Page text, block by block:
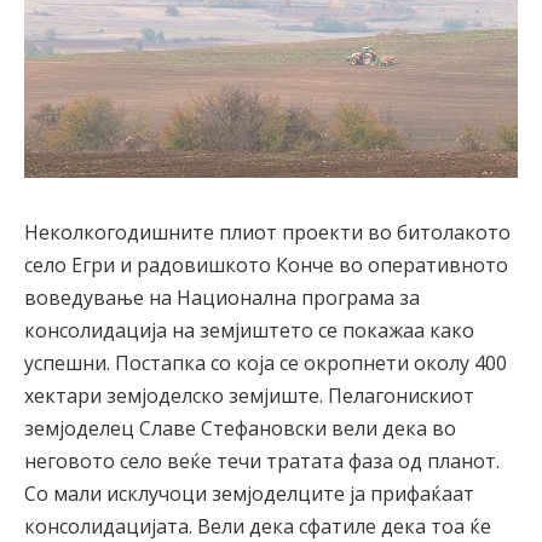
Неколкогодишните плиот проекти во битолакото
село Егри и радовишкото Конче во оперативното
воведување на Национална програма за
консолидација на земјиштето се покажаа како
успешни. Постапка со која се окропнети околу 400
хектари земјоделско земјиште. Пелагонискиот
земјоделец Славе Стефановски вели дека во
неговото село веќе течи тратата фаза од планот.
Со мали исклучоци земјоделците ја прифаќаат
консолидацијата. Вели дека сфатиле дека тоа ќе